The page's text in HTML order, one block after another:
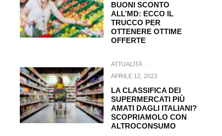
BUONI SCONTO
ALL’MD: ECCO IL
TRUCCO PER
OTTENERE OTTIME
OFFERTE
ATTUALITÀ ·
APRILE 12, 2022
LA CLASSIFICA DEI
SUPERMERCATI PIÙ
AMATI DAGLI ITALIANI?
SCOPRIAMOLO CON
ALTROCONSUMO